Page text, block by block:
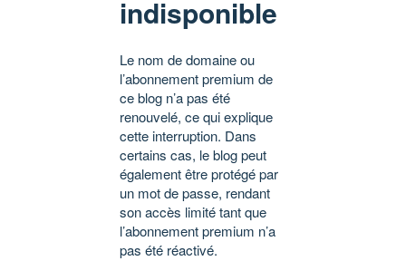
indisponible
Le nom de domaine ou
l’abonnement premium de
ce blog n’a pas été
renouvelé, ce qui explique
cette interruption. Dans
certains cas, le blog peut
également être protégé par
un mot de passe, rendant
son accès limité tant que
l’abonnement premium n’a
pas été réactivé.